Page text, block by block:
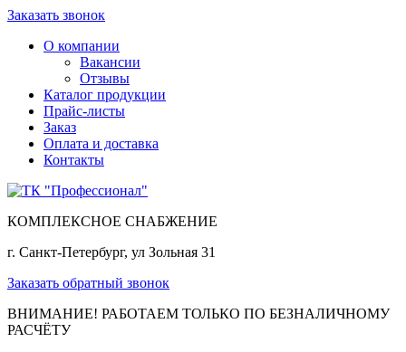
Заказать звонок
О компании
Вакансии
Отзывы
Каталог продукции
Прайс-листы
Заказ
Оплата и доставка
Контакты
КОМПЛЕКСНОЕ СНАБЖЕНИЕ
г. Санкт-Петербург, ул Зольная 31
Заказать обратный звонок
ВНИМАНИЕ! РАБОТАЕМ ТОЛЬКО ПО БЕЗНАЛИЧНОМУ
РАСЧЁТУ